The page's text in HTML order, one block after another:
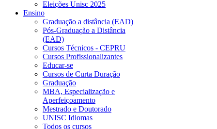
Eleições Unisc 2025
Ensino
Graduação a distância (EAD)
Pós-Graduação a Distância
(EAD)
Cursos Técnicos - CEPRU
Cursos Profissionalizantes
Educar-se
Cursos de Curta Duração
Graduação
MBA, Especialização e
Aperfeiçoamento
Mestrado e Doutorado
UNISC Idiomas
Todos os cursos